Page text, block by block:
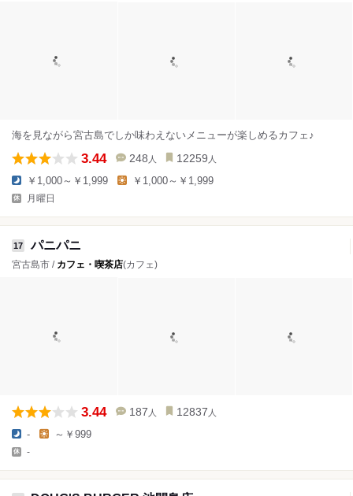
海を見ながら宮古島でしか味わえないメニューが楽しめるカフェ♪
3.44 248 人 12259 人
￥1,000～￥1,999 ￥1,000～￥1,999
月曜日
17 パニパニ
宮古島市 / カフェ・喫茶店(カフェ)
3.44 187 人 12837 人
- ～￥999
-